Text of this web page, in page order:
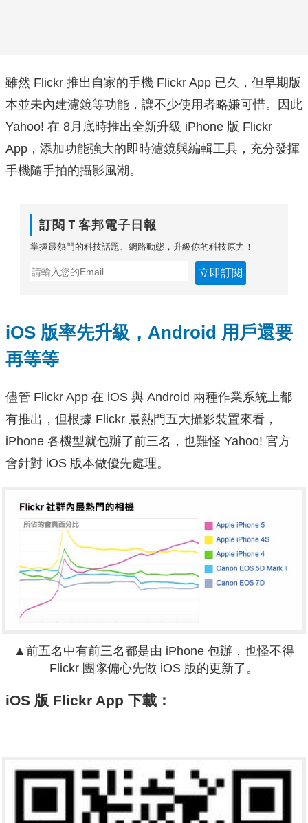
雖然 Flickr 推出自家的手機 Flickr App 已久，但早期版
本並未內建濾鏡等功能，讓不少使用者略嫌可惜。因此
Yahoo! 在 8月底時推出全新升級 iPhone 版 Flickr
App，添加功能強大的即時濾鏡與編輯工具，充分發揮
手機隨手拍的攝影風潮。
訂閱Ｔ客邦電子日報
掌握最熱門的科技話題、網路動態，升級你的科技原力！
立即訂閱
iOS 版率先升級，Android 用戶還要
再等等
儘管 Flickr App 在 iOS 與 Android 兩種作業系統上都
有推出，但根據 Flickr 最熱門五大攝影裝置來看，
iPhone 各機型就包辦了前三名，也難怪 Yahoo! 官方
會針對 iOS 版本做優先處理。
▲前五名中有前三名都是由 iPhone 包辦，也怪不得
Flickr 團隊偏心先做 iOS 版的更新了。
iOS 版 Flickr App 下載：